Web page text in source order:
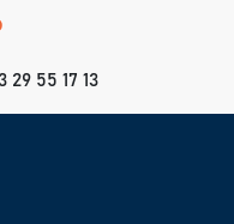
55 17 13